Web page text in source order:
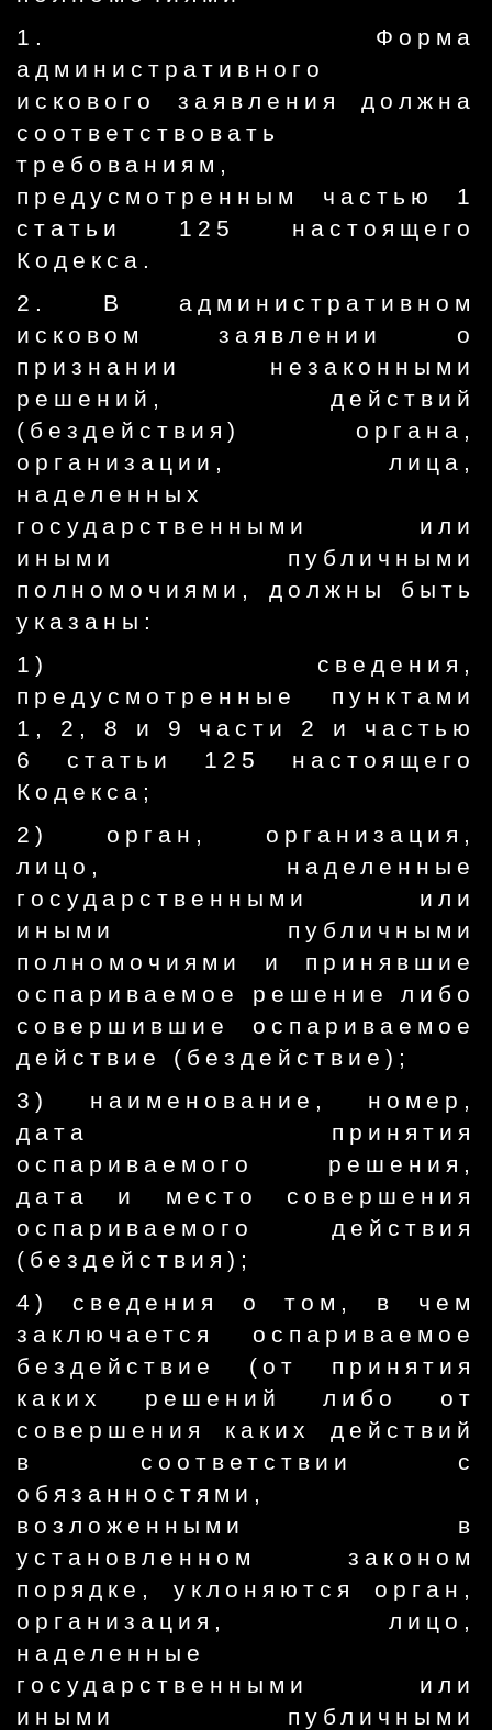
1. Форма
административного
искового заявления должна
соответствовать
требованиям,
предусмотренным частью 1
статьи 125 настоящего
Кодекса.
2. В административном
исковом заявлении о
признании незаконными
решений, действий
(бездействия) органа,
организации, лица,
наделенных
государственными или
иными публичными
полномочиями, должны быть
указаны:
1) сведения,
предусмотренные пунктами
1, 2, 8 и 9 части 2 и частью
6 статьи 125 настоящего
Кодекса;
2) орган, организация,
лицо, наделенные
государственными или
иными публичными
полномочиями и принявшие
оспариваемое решение либо
совершившие оспариваемое
действие (бездействие);
3) наименование, номер,
дата принятия
оспариваемого решения,
дата и место совершения
оспариваемого действия
(бездействия);
4) сведения о том, в чем
заключается оспариваемое
бездействие (от принятия
каких решений либо от
совершения каких действий
в соответствии с
обязанностями,
возложенными в
установленном законом
порядке, уклоняются орган,
организация, лицо,
наделенные
государственными или
иными публичными